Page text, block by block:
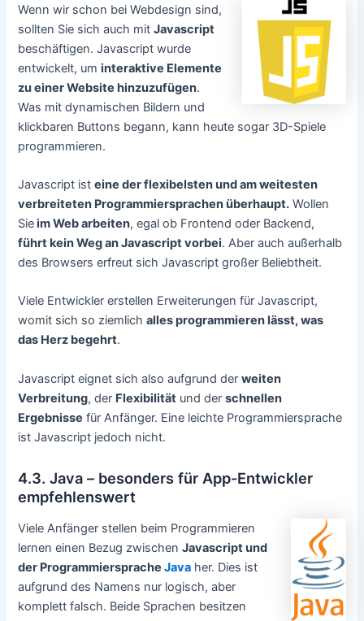
Wenn wir schon bei Webdesign sind,
sollten Sie sich auch mitJavascript
beschäftigen. Javascript wurde
entwickelt, uminteraktive Elemente
zu einer Website hinzuzufügen.
Was mit dynamischen Bildern und
klickbaren Buttons begann, kann heute sogar 3D-Spiele
programmieren.
Javascript isteine der flexibelsten und am weitesten
verbreiteten Programmiersprachen überhaupt. Wollen
Sieim Web arbeiten, egal ob Frontend oder Backend,
führt kein Weg an Javascript vorbei. Aber auch außerhalb
des Browsers erfreut sich Javascript großer Beliebtheit.
Viele Entwickler erstellen Erweiterungen für Javascript,
womit sich so ziemlichalles programmieren lässt, was
das Herz begehrt.
Javascript eignet sich also aufgrund derweiten
Verbreitung, der Flexibilität und derschnellen
Ergebnisse für Anfänger. Eine leichte Programmiersprache
ist Javascript jedoch nicht.
4.3. Java – besonders für App-Entwickler
empfehlenswert
Viele Anfänger stellen beim Programmieren
lernen einen Bezug zwischenJavascript und
der ProgrammierspracheJava her. Dies ist
aufgrund des Namens nur logisch, aber
komplett falsch. Beide Sprachen besitzen